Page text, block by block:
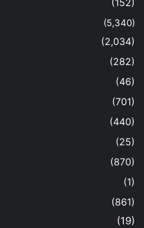
(152)
(5,340)
(2,034)
(282)
(46)
(701)
(440)
(25)
(870)
(1)
(861)
(19)